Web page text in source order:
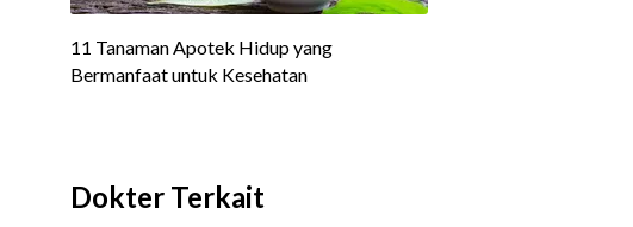
Dokter Terkait